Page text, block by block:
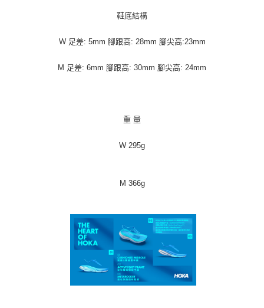
鞋底結構
W 足差: 5mm 腳跟高: 28mm 腳尖高:23mm
M 足差: 6mm 腳跟高: 30mm 腳尖高: 24mm
重 量
W 295g
M 366g